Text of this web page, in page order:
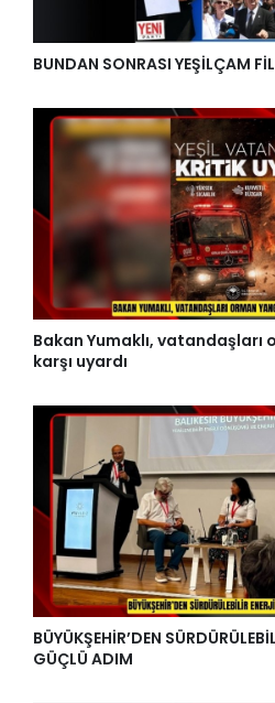
BUNDAN SONRASI YEŞİLÇAM
Bakan Yumaklı, vatandaşları
karşı uyardı
BÜYÜKŞEHİR’DEN
GÜÇLÜ ADIM